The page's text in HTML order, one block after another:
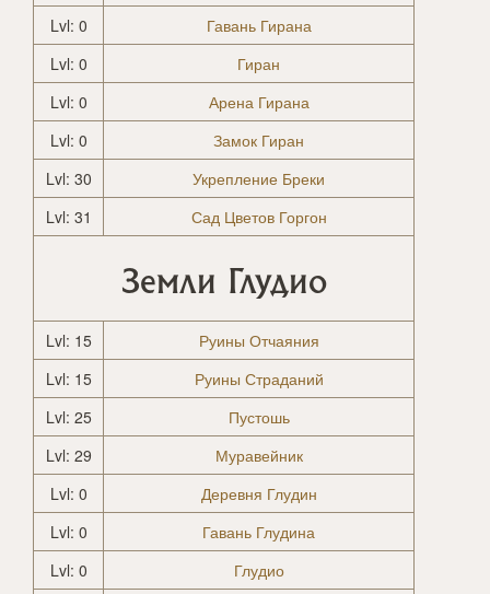
Lvl: 0
Гавань Гирана
Lvl: 0
Гиран
Lvl: 0
Арена Гирана
Lvl: 0
Замок Гиран
Lvl: 30
Укрепление Бреки
Lvl: 31
Сад Цветов Горгон
Земли Глудио
Lvl: 15
Руины Отчаяния
Lvl: 15
Руины Страданий
Lvl: 25
Пустошь
Lvl: 29
Муравейник
Lvl: 0
Деревня Глудин
Lvl: 0
Гавань Глудина
Lvl: 0
Глудио